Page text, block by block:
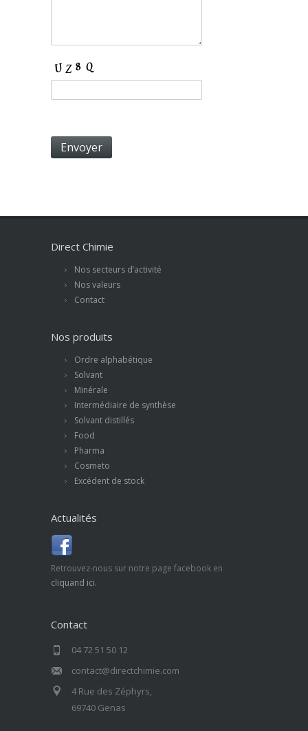
Direct Chimie
Nos secteurs d’activité
Nos valeurs
Contact
Nos produits
Ordre alphabétique
Solvant
Minérale
Intermédiaire de synthèse
Solvant distillés
Food
Pharma
Cosmeto
Excédent de stock
Actualités
Retrouvez-nous sur notre page facebook en
cliquand ici.
Contact
04 72 51 50 12
contact@directchimie.com
4 Rue des Zéphyrs,
69740 Genas